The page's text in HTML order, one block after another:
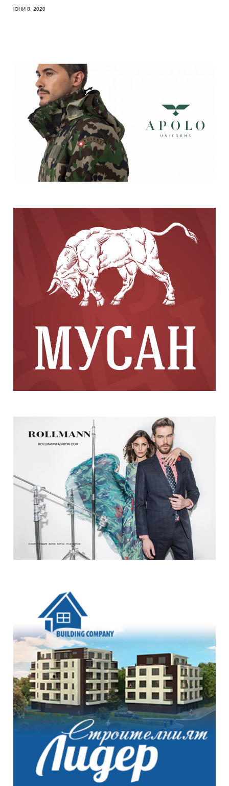
ЮНИ 8, 2020